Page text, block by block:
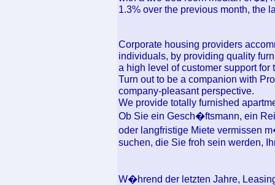
1.3% over the previous month, the
Corporate housing providers
individuals, by providing quality
a high level of customer support
Turn out to be a companion with
company-pleasant perspective.
We provide totally furnished
Ob Sie ein Gesch�ftsmann, ein
oder langfristige Miete vermissen
suchen, die Sie froh sein werden,
W�hrend der letzten Jahre,